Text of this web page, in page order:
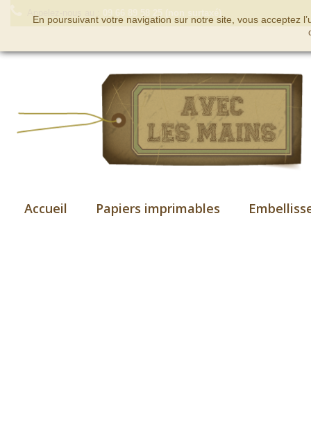
Accueil Papiers imprimables
En poursuivant votre navigation sur notre site, vous acceptez